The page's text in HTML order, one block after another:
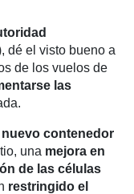
dé el visto bueno a
de los vuelos de
las
nuevo contenedor
una mejora en
de las células
restringido el